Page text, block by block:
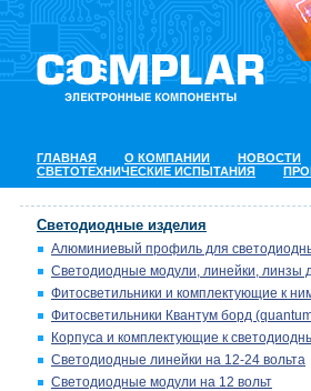
ГЛАВНАЯ О КОМПАНИИ НОВОСТИ
СВЕТОТЕХНИЧЕСКИЕ ИСПЫТАНИЯ
Светодиодные изделия
Алюминиевый профиль для
Светодиодные модули, линейки, линзы
Фитосветильники и комплектующие к
Фитосветильники Квантум борд
Корпуса и комплектующие к
Светодиодные линейки на 12-24 вольта
Светодиодные модули на 12 вольт